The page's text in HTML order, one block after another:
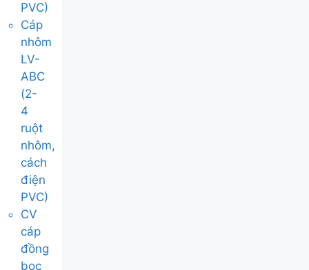
PVC)
Cáp
nhôm
LV-
ABC
(2-
4
ruột
nhôm,
cách
điện
PVC)
CV
cáp
đồng
bọc